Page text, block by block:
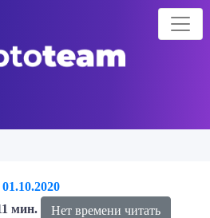
01.10.2020
мин.
Нет времени читать